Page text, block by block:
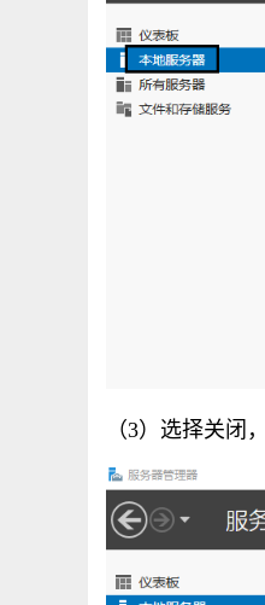
（3）选择关闭